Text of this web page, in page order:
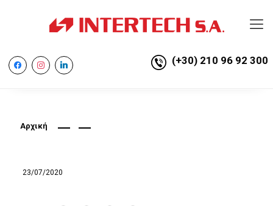
facebookinstagramlinkedin (+30) 210 96 92 300
Αρχική
23/07/2020